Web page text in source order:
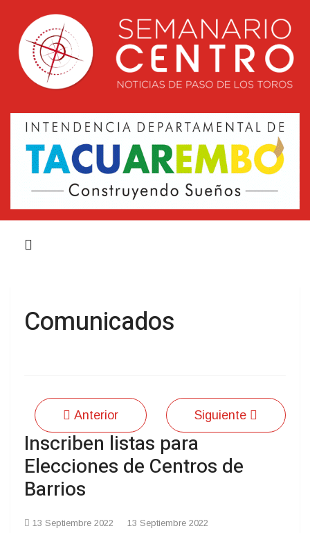
Comunicados
Anterior Siguiente
Inscriben listas para
Elecciones de Centros de
Barrios
13 Septiembre 2022 13 Septiembre 2022